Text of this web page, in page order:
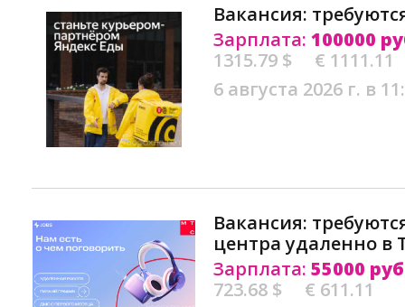
Вакансия:
Зарплата: 100000
1315.79 $
€ 1111.11
6 августа 2026 г. в
Вакансия:
центра удаленно в
Зарплата: 55000
723.68 $
€ 611.11